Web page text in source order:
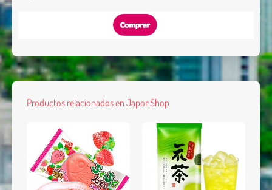
Productos relacionados en JaponShop